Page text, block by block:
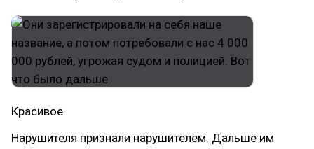
Красивое.
Нарушителя признали нарушителем. Дальше им